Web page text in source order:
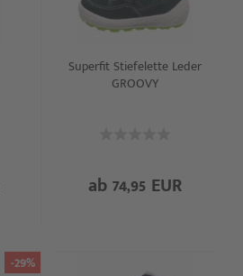
Superfit Stiefelette Leder
GROOVY
ab 74,95 EUR
-29%